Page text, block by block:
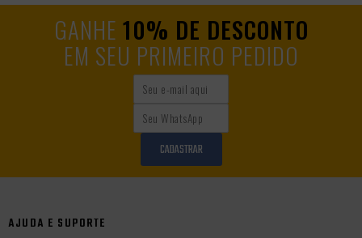
GANHE 10% DE DESCONTO
EM SEU PRIMEIRO PEDIDO
CADASTRAR
AJUDA E SUPORTE